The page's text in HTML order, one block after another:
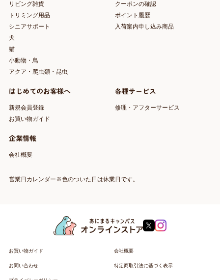
リビング雑貨
トリミング用品
シニアサポート
犬
猫
小動物・鳥
アクア・爬虫類・昆虫
クーポンの確認
ポイント履歴
入荷案内申し込み商品
はじめてのお客様へ
新規会員登録
お買い物ガイド
各種サービス
修理・アフターサービス
企業情報
会社概要
営業日カレンダー※色のついた日は休業日です。
お買い物ガイド 会社概要
お問い合わせ 特定商取引法に基づく表示